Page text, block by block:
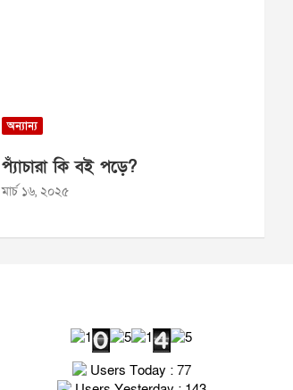
অন্যান্য
প্যাঁচারা কি বই পড়ে?
মার্চ ১৬, ২০২৫
Users Today : 77